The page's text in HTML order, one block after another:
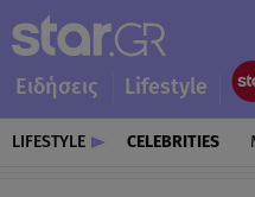
Ειδήσεις Lifestyle
LIFESTYLE CELEBRITIES